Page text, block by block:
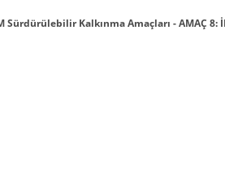
Sürdürülebilir Kalkınma Amaçları - AMAÇ 8: